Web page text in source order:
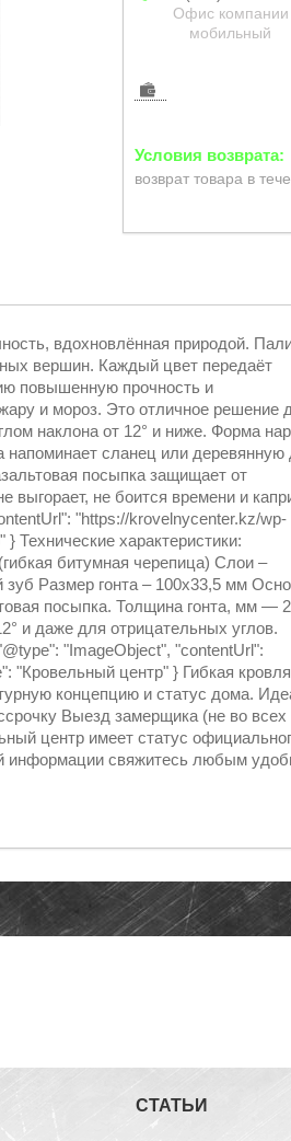
Офис компании
мобильный
возврат товара в
вдохновлённая природой.
вершин. Каждый цвет передаёт
повышенную прочность и
и мороз. Это отличное решение
наклона от 12° и ниже. Форма
сланец или деревянную
посыпка защищает от
выгорает, не боится времени и
"https://krovelnycenter.kz/wp-
Технические характеристики:
битумная черепица) Слои –
зуб Размер гонта – 100х33,5 мм
посыпка. Толщина гонта, мм —
и даже для отрицательных углов.
"ImageObject", "contentUrl":
"Кровельный центр" } Гибкая кровля
концепцию и статус дома.
Выезд замерщика (не во всех
центр имеет статус
информации свяжитесь любым
СТАТЬИ